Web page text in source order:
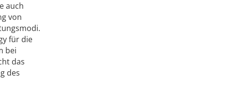
auch
von
für die
bei
das
des